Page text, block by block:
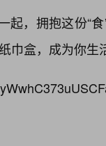
起，拥抱这份“
巾盒，成为你生